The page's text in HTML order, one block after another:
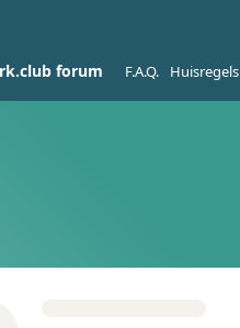
forum F.A.Q. Huisregels